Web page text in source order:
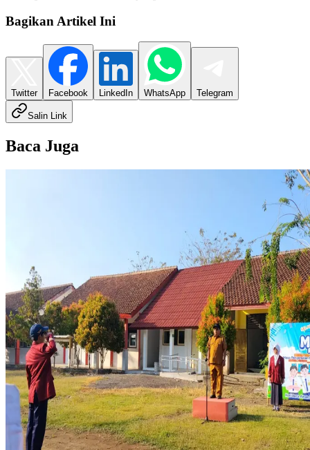
Bagikan Artikel Ini
Twitter Facebook LinkedIn WhatsApp Telegram
Salin Link
Baca Juga